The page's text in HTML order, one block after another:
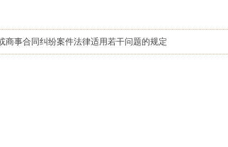
商事合同纠纷案件法律适用若干问题的规定